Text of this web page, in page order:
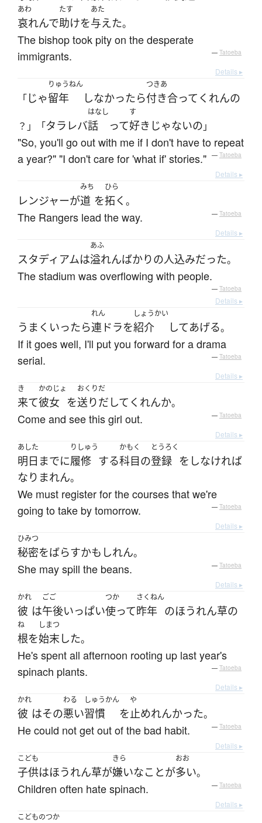
あわ
哀れんで
たす
助けを
あた
与えた。
The bishop took pity on the desperate
immigrants.
— Tatoeba
Details ▸
「じゃ
りゅうねん
留年 しなかったら
つきあ
付き合って くれんの
？」「タラレバ
はなし
話 って
す
好き じゃないの 」
"So, you'll go out with me if I don't have to repeat
a year?" "I don't care for 'what if' stories."
— Tatoeba
Details ▸
レンジャーが
みち
道 を
ひら
拓く 。
The Rangers lead the way. — Tatoeba
Details ▸
スタディアムは
あふ
溢れんばかりの人込みだった。
The stadium was overflowing with people.
— Tatoeba
Details ▸
うまくいったら
れん
連ドラを
しょうかい
紹介 してあげる。
If it goes well, I'll put you forward for a drama
serial.
— Tatoeba
Details ▸
き
来て
かのじょ
彼女 を
おくりだ
送りだして くれんか。
Come and see this girl out. — Tatoeba
Details ▸
あした
明日 までに
りしゅう
履修 する
かもく
科目の
とうろく
登録 を しなければ
なり まれん。
We must register for the courses that we're
going to take by tomorrow.
— Tatoeba
Details ▸
ひみつ
秘密をばらすかもしれん。
She may spill the beans. — Tatoeba
Details ▸
かれ
彼 は
ごご
午後いっぱい
つか
使って
さくねん
昨年 のほうれん草の
ね
根を
しまつ
始末した。
He's spent all afternoon rooting up last year's
spinach plants.
— Tatoeba
Details ▸
かれ
彼 はその
わる
悪い
しゅうかん
習慣 を
や
止めれんかった。
He could not get out of the bad habit. — Tatoeba
Details ▸
こども
子供はほうれん草が
きら
嫌いなことが
おお
多い。
Children often hate spinach. — Tatoeba
Details ▸
こどものつか